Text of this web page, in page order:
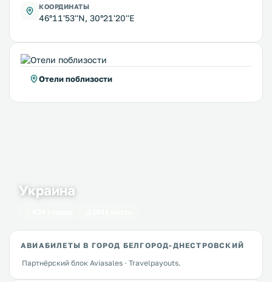
КООРДИНАТЫ
46°11'53''N, 30°21'20''E
Отели поблизости
Украина
АВИАБИЛЕТЫ В ГОРОД БЕЛГОРОД-ДНЕСТРОВСКИЙ
Партнёрский блок Aviasales · Travelpayouts.